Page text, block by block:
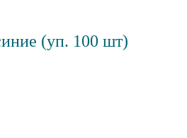
(уп. 100 шт)